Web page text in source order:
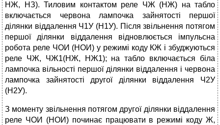
НЖ, НЗ). Тиловим контактом реле ЧЖ (НЖ) на табло
включається червона лампочка зайнятості першої
ділянки віддалення Ч1У (Н1У). Після звільнення потягом
першої ділянки віддалення відновлюється імпульсна
робота реле ЧОИ (НОИ) у режимі коду КЖ і збуджуються
реле ЧЖ, ЧЖ1(НЖ, НЖ1); на табло включається біла
лампочка вільності першої ділянки віддалення і червона
лампочка зайнятості другої ділянки віддалення Ч2У
(Н2У).
З моменту звільнення потягом другої ділянки віддалення
реле ЧОИ (НОИ) починає працювати в режимі коду Ж,